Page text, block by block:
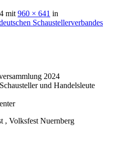
mit 960 × 641 in
Schaustellerverbandes
2024
und Handelsleute
, Volksfest Nuernberg